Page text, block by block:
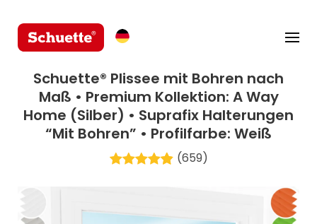
Schuette® Plissee mit Bohren nach
Maß • Premium Kollektion: A Way
Home (Silber) • Suprafix Halterungen
“Mit Bohren” • Profilfarbe: Weiß
(659)